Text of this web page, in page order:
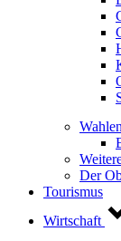
Wahlen
Der
Tourismus
Wirtschaft